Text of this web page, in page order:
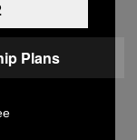
10,
Plans